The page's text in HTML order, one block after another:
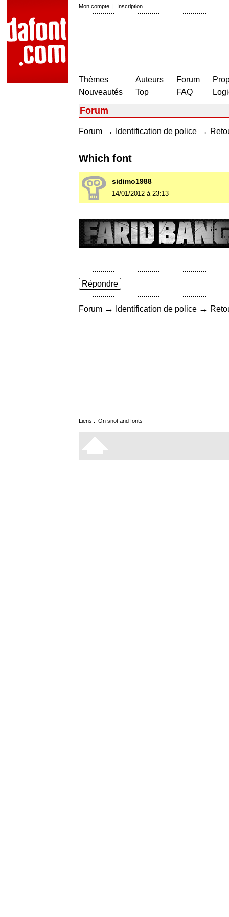
Mon compte | Inscription
Thèmes
Nouveautés
Auteurs
Top
Forum
FAQ
Forum
Forum → Identification de police →
Which font
sidimo1988
14/01/2012 à 23:13
Répondre
Forum → Identification de police →
Liens : On snot and fonts